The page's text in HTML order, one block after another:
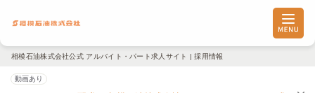
相模石油株式会社公式 アルバイト・パート求人サイト | 採用情報
動画あり